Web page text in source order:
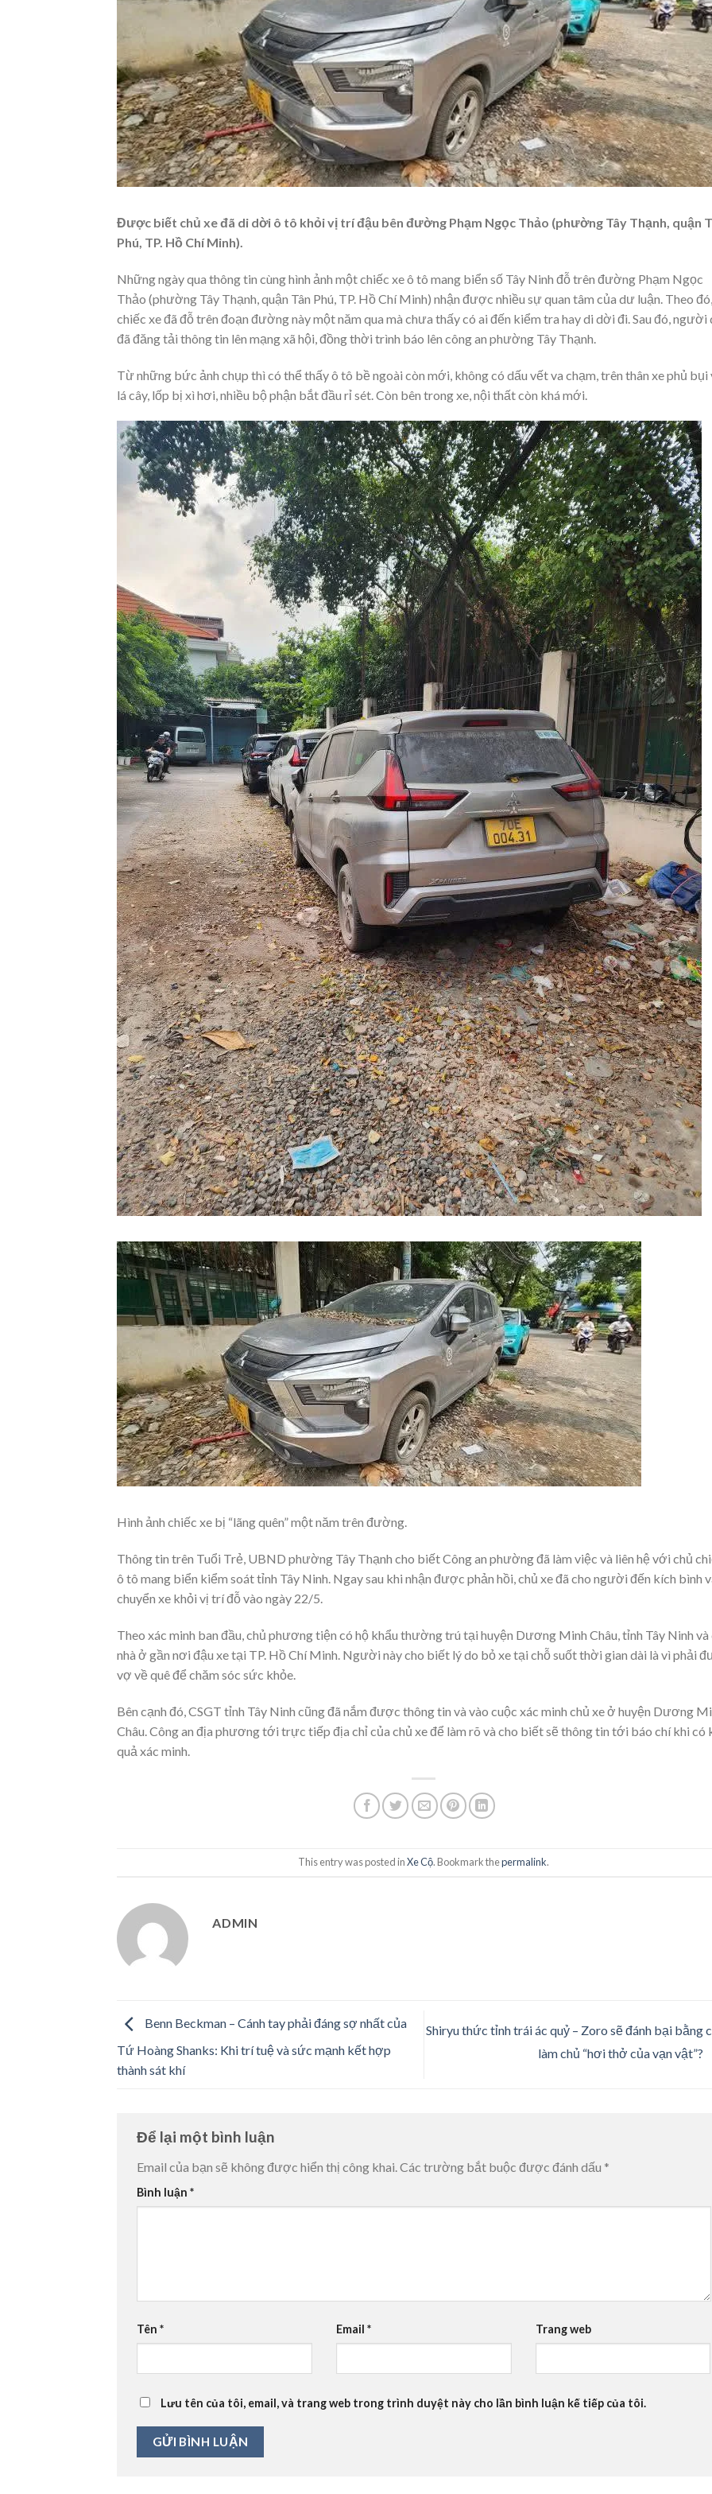
Được biết chủ xe đã di dời ô tô khỏi vị trí đậu bên đường Phạm Ngọc Thảo (phường Tây Thạnh, quận
Phú, TP. Hồ Chí Minh).
Những ngày qua thông tin cùng hình ảnh một chiếc xe ô tô mang biển số Tây Ninh đỗ trên đường Phạm Ngọc
Thảo (phường Tây Thạnh, quận Tân Phú, TP. Hồ Chí Minh) nhận được nhiều sự quan tâm của dư luận. Theo đó,
chiếc xe đã đỗ trên đoạn đường này một năm qua mà chưa thấy có ai đến kiểm tra hay di dời đi. Sau đó, người
đã đăng tải thông tin lên mạng xã hội, đồng thời trình báo lên công an phường Tây Thạnh.
Từ những bức ảnh chụp thì có thể thấy ô tô bề ngoài còn mới, không có dấu vết va chạm, trên thân xe phủ bụi
lá cây, lốp bị xì hơi, nhiều bộ phận bắt đầu rỉ sét. Còn bên trong xe, nội thất còn khá mới.
Hình ảnh chiếc xe bị “lãng quên” một năm trên đường.
Thông tin trên Tuổi Trẻ, UBND phường Tây Thạnh cho biết Công an phường đã làm việc và liên hệ với chủ
ô tô mang biển kiểm soát tỉnh Tây Ninh. Ngay sau khi nhận được phản hồi, chủ xe đã cho người đến kích bình
chuyển xe khỏi vị trí đỗ vào ngày 22/5.
Theo xác minh ban đầu, chủ phương tiện có hộ khẩu thường trú tại huyện Dương Minh Châu, tỉnh Tây Ninh và
nhà ở gần nơi đậu xe tại TP. Hồ Chí Minh. Người này cho biết lý do bỏ xe tại chỗ suốt thời gian dài là vì phải
vợ về quê để chăm sóc sức khỏe.
Bên cạnh đó, CSGT tỉnh Tây Ninh cũng đã nắm được thông tin và vào cuộc xác minh chủ xe ở huyện Dương
Châu. Công an địa phương tới trực tiếp địa chỉ của chủ xe để làm rõ và cho biết sẽ thông tin tới báo chí khi có
quả xác minh.
This entry was posted inXe Cộ. Bookmark thepermalink.
ADMIN
Benn Beckman – Cánh tay phải đáng sợ nhất của
Tứ Hoàng Shanks: Khi trí tuệ và sức mạnh kết hợp
thành sát khí
Shiryu thức tỉnh trái ác quỷ – Zoro sẽ đánh bại bằng
làm chủ “hơi thở của vạn vật”?
Để lại một bình luận
Email của bạn sẽ không được hiển thị công khai.Các trường bắt buộc được đánh dấu *
Bình luận *
Tên * Email * Trang web
Lưu tên của tôi, email, và trang web trong trình duyệt này cho lần bình luận kế tiếp của tôi.